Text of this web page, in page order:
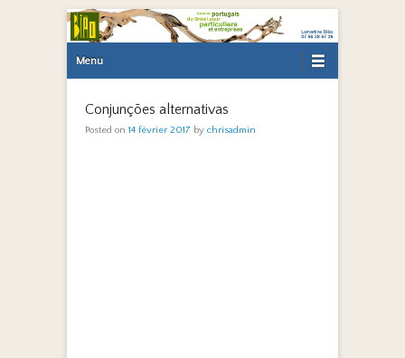
Menu
Conjunções alternativas
Posted on 14 février 2017 by chrisadmin